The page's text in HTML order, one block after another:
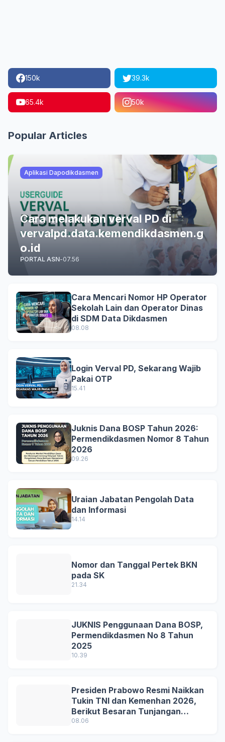
150k 39.3k
65.4k 50k
Popular Articles
Aplikasi Dapodikdasmen
Cara melakukan verval PD di
vervalpd.data.kemendikdasmen.g
o.id
PORTAL ASN-07.56
Cara Mencari Nomor HP Operator
Sekolah Lain dan Operator Dinas
di SDM Data Dikdasmen
08.08
Login Verval PD, Sekarang Wajib
Pakai OTP
15.41
Juknis Dana BOSP Tahun 2026:
Permendikdasmen Nomor 8 Tahun
2026
09.26
Uraian Jabatan Pengolah Data
dan Informasi
14.14
Nomor dan Tanggal Pertek BKN
pada SK
21.34
JUKNIS Penggunaan Dana BOSP,
Permendikdasmen No 8 Tahun
2025
10.39
Presiden Prabowo Resmi Naikkan
Tukin TNI dan Kemenhan 2026,
Berikut Besaran Tunjangan
Terbaru
08.06